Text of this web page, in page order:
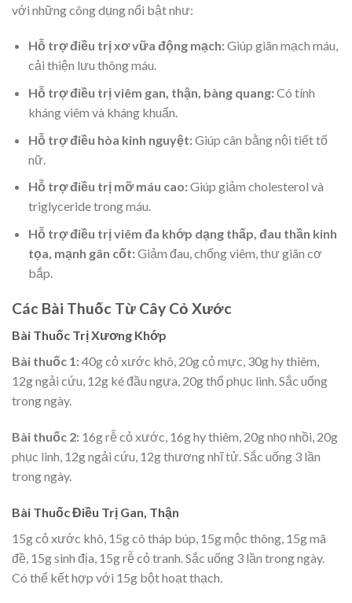
với những công dụng nổi bật như:
Hỗ trợ điều trị xơ vữa động mạch:Giúp giãn mạch máu,
cải thiện lưu thông máu.
Hỗ trợ điều trị viêm gan, thận, bàng quang:Có tính
kháng viêm và kháng khuẩn.
Hỗ trợ điều hòa kinh nguyệt:Giúp cân bằng nội tiết tố
nữ.
Hỗ trợ điều trị mỡ máu cao:Giúp giảm cholesterol và
triglyceride trong máu.
Hỗ trợ điều trị viêm đa khớp dạng thấp, đau thần kinh
tọa, mạnh gân cốt:Giảm đau, chống viêm, thư giãn cơ
bắp.
Các Bài Thuốc Từ Cây Cỏ Xước
Bài Thuốc Trị Xương Khớp
Bài thuốc 1:40g cỏ xước khô, 20g cỏ mực, 30g hy thiêm,
12g ngải cứu, 12g ké đầu ngựa, 20g thổ phục linh. Sắc uống
trong ngày.
Bài thuốc 2: 16g rễ cỏ xước, 16g hy thiêm, 20g nhọ nhồi, 20g
phục linh, 12g ngải cứu, 12g thương nhĩ tử. Sắc uống 3 lần
trong ngày.
Bài Thuốc Điều Trị Gan, Thận
15g cỏ xước khô, 15g cô tháp búp, 15g mộc thông, 15g mã
đề, 15g sinh địa, 15g rễ cỏ tranh. Sắc uống 3 lần trong ngày.
Có thể kết hợp với 15g bột hoạt thạch.